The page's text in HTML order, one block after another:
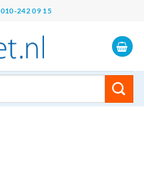
010-242 09 15